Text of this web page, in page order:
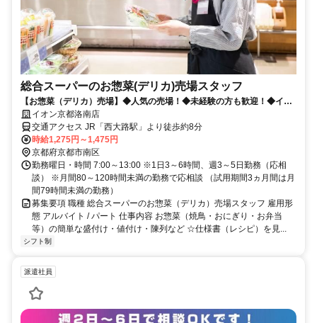
総合スーパーのお惣菜(デリカ)売場スタッフ
【お惣菜（デリカ）売場】◆人気の売場！◆未経験の方も歓迎！◆イオ
ンは買物割引制度など待遇充実♪
イオン京都洛南店
交通アクセス JR「西大路駅」より徒歩約8分
時給1,275円～1,475円
京都府京都市南区
勤務曜日・時間 7:00～13:00 ※1日3～6時間、週3～5日勤務（応相
談） ※月間80～120時間未満の勤務で応相談 （試用期間3ヵ月間は月
間79時間未満の勤務）
募集要項 職種 総合スーパーのお惣菜（デリカ）売場スタッフ 雇用形
態 アルバイト / パート 仕事内容 お惣菜（焼鳥・おにぎり・お弁当
等）の簡単な盛付け・値付け・陳列など ☆仕様書（レシピ）を見...
シフト制
派遣社員